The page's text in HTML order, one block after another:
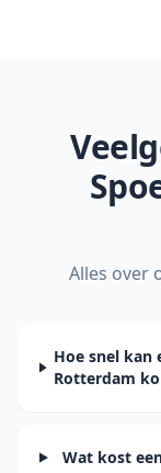
Alles over
Hoe snel kan
Rotterdam
Wat kost